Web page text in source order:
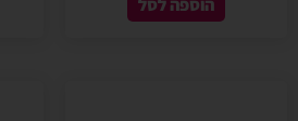
הוספה לסל